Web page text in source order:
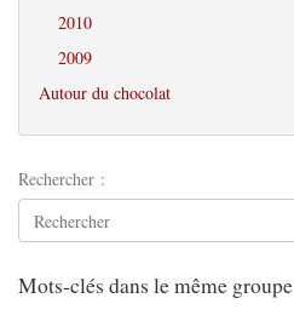
2010
2009
Autour du chocolat
Rechercher :
Mots-clés dans le même groupe